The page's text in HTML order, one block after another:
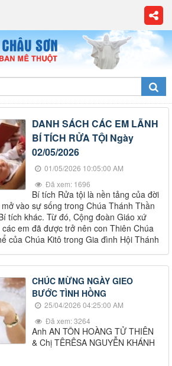
DANH SÁCH CÁC EM LÃNH
BÍ TÍCH RỬA TỘI Ngày
02/05/2026
01/05/2026 10:05:00 AM
Đã xem: 1696
Bí tích Rửa tội là nền tảng của đời
vào sự sống trong Chúa Thánh Thần
tích khác. Từ đó, Cộng đoàn Giáo xứ
em đã được trở nên con Thiên Chúa
của Chúa Kitô trong Gia đình Hội Thánh
CHÚC MỪNG NGÀY GIEO
BƯỚC TÌNH HỒNG
25/04/2026 04:25:00 AM
Đã xem: 3264
Anh AN TÔN HOÀNG TỬ THIÊN
& Chị TÊRÊSA NGUYỄN KHÁNH